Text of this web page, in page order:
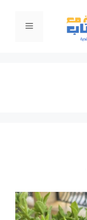
القائمة